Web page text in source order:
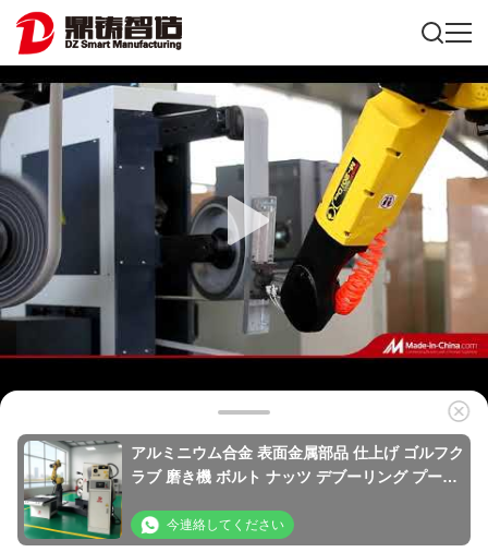
アルミニウム合金 表面金属部品 仕上げ ゴルフク
ラブ 磨き機 ボルト ナッツ デブーリング プーフ
今連絡してください